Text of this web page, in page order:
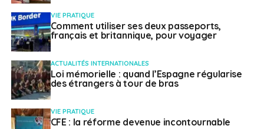
distribution d’eau dans plusieurs municipalités du pays
est également affectée.
République démocratique
du Congo–Situation sanitaire
Publié le 05 décembre 2024
VIE PRATIQUE
Comment utiliser ses deux passeports,
français et britannique, pour voyager
ACTUALITÉS INTERNATIONALES
Loi mémorielle : quand l’Espagne régularise
des étrangers à tour de bras
VIE PRATIQUE
CFE : la réforme devenue incontournable